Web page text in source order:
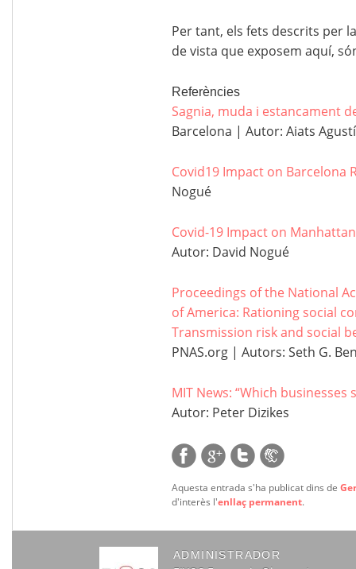
Per tant, els fets descrits per
de vista que exposem aquí,
Referències
Sagnia, muda i estancament
Barcelona | Autor: Aiats Agustí
Covid19 Impact on Barcelona
Nogué
Covid-19 Impact on
Autor: David Nogué
Proceedings of the National
of America: Rationing social
Transmission risk and social
PNAS.org | Autors: Seth G.
MIT News: “Which businesses
Autor: Peter Dizikes
Aquesta entrada s'ha publicat dins de
d'interès l'enllaç permanent.
ADMINISTRADOR